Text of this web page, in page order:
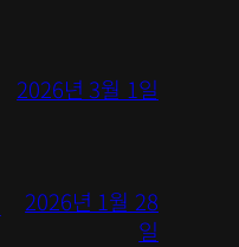
2026년 3월 1일
2026년 1월 28
일